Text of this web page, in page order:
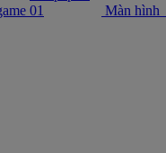
Màn hình